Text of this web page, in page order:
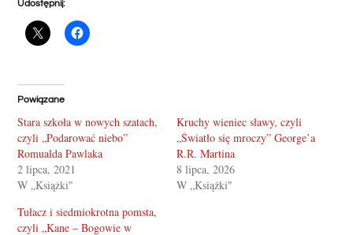
Udostępnij:
Powiązane
Stara szkoła w nowych szatach,
czyli „Podarować niebo”
Romualda Pawlaka
2 lipca, 2021
W „Książki"
Kruchy wieniec sławy, czyli
„Światło się mroczy” George’a
R.R. Martina
8 lipca, 2026
W „Książki"
Tułacz i siedmiokrotna pomsta,
czyli „Kane – Bogowie w